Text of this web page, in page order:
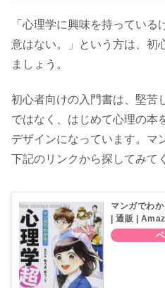
「心理学に興味を持ってい
意はない。」という方は、初
ましょう。
初心者向けの入門書は、堅苦
ではなく、はじめて心理の本
デザインになっています。マ
下記のリンクから探してみて
マンガでわ
| 通販 |